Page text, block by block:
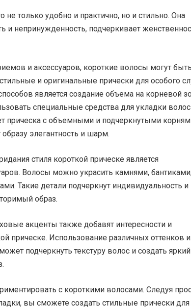
не только удобно и практично, но и стильно. Она
и непринужденность, подчеркивает
и аксессуаров, короткие волосы могут быть
и оригинальные прически для особого
является создание объема на корневой
специальные средства для укладки
прическа с объемными и подчеркнутыми
элегантность и шарм.
стиля короткой прическе является
Волосы можно украсить камнями,
Такие детали подчеркнут индивидуальность и
образ.
акценты также добавят интересности и
прическе. Использование различных оттенков
подчеркнуть текстуру волос и создать
с короткими волосами. Следуя
вы сможете создать стильные прически для